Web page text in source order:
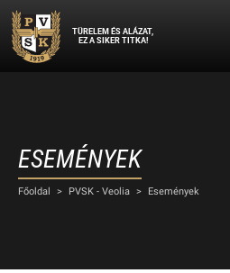
TÜRELEM ÉS ALÁZAT,
EZ A SIKER TITKA!
ESEMÉNYEK
Főoldal > PVSK - Veolia > Események